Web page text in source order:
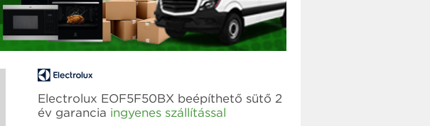
Electrolux EOF5F50BX beépíthető sütő 2
év garancia ingyenes szállítással